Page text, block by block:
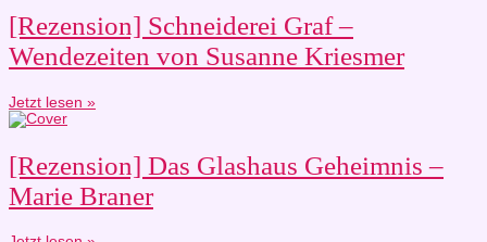
[Rezension] Schneiderei Graf –
Wendezeiten von Susanne Kriesmer
Jetzt lesen »
[Rezension] Das Glashaus Geheimnis –
Marie Braner